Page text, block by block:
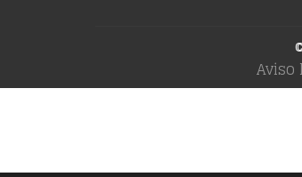
Aviso